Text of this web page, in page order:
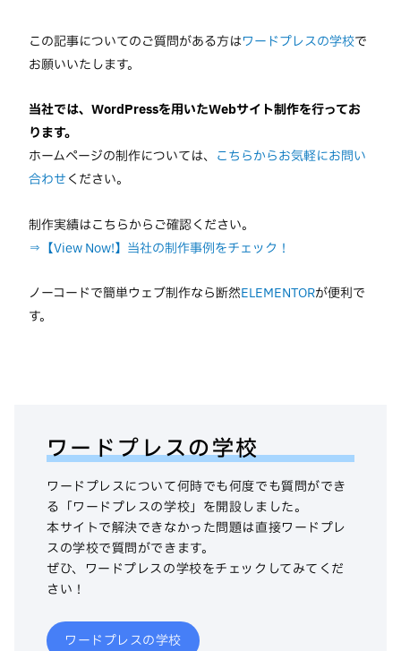
この記事についてのご質問がある方はワードプレスの学校で
お願いいたします。
当社では、WordPressを用いたWebサイト制作を行ってお
ります。
ホームページの制作については、 こちらからお気軽にお問い
合わせください。
制作実績はこちらからご確認ください。
⇒【View Now!】当社の制作事例をチェック！
ノーコードで簡単ウェブ制作なら断然ELEMENTORが便利で
す。
ワードプレスの学校
ワードプレスについて何時でも何度でも質問ができ
る「ワードプレスの学校」を開設しました。
本サイトで解決できなかった問題は直接ワードプレ
スの学校で質問ができます。
ぜひ、ワードプレスの学校をチェックしてみてくだ
さい！
ワードプレスの学校